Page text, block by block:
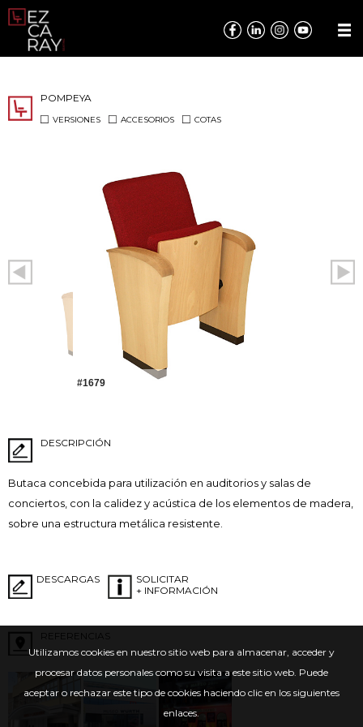
Utilizamos cookies en nuestro sitio web para almacenar, acceder y
procesar datos personales como su visita a este sitio web. Puede
aceptar o rechazar este tipo de cookies haciendo clic en los siguientes
enlaces.
POMPEYA
VERSIONES ACCESORIOS COTAS
#1679
DESCRIPCIÓN
Butaca concebida para utilización en auditorios y salas de
conciertos, con la calidez y acústica de los elementos de madera,
sobre una estructura metálica resistente.
DESCARGAS
SOLICITAR
+ INFORMACIÓN
REFERENCIAS